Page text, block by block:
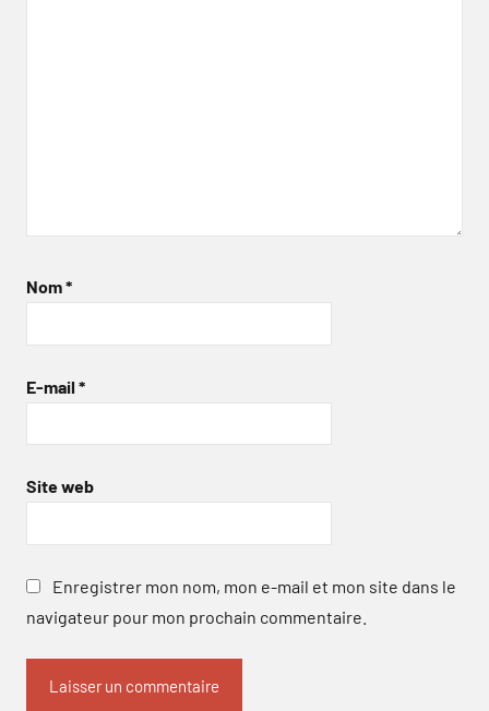
Nom*
E-mail *
Site web
Enregistrer mon nom, mon e-mail et mon site dans le
navigateur pour mon prochain commentaire.